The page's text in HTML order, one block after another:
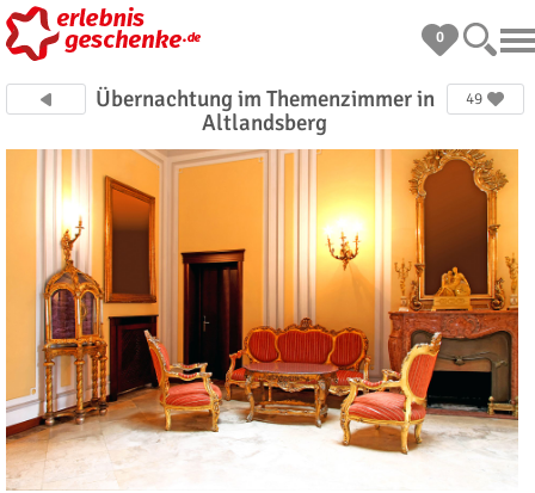
0
Übernachtung im Themenzimmer in
Altlandsberg
49